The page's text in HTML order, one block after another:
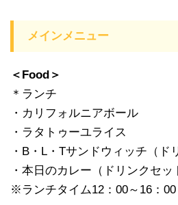
メインメニュー
＜Food＞
＊ランチ
・カリフォルニアボール
・ラタトゥーユライス
・B・L・Tサンドウィッチ（ド
・本日のカレー（ドリンクセッ
※ランチタイム12：00～16：00